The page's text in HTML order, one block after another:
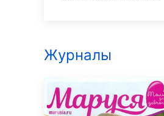
Журналы